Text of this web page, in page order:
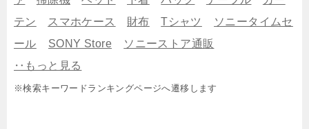
テン
スマホケース 財布 Tシャツ
ソニータイムセ
ール
SONY Store
ソニーストア通販
‥もっと見る
※検索キーワードランキングページへ遷移します